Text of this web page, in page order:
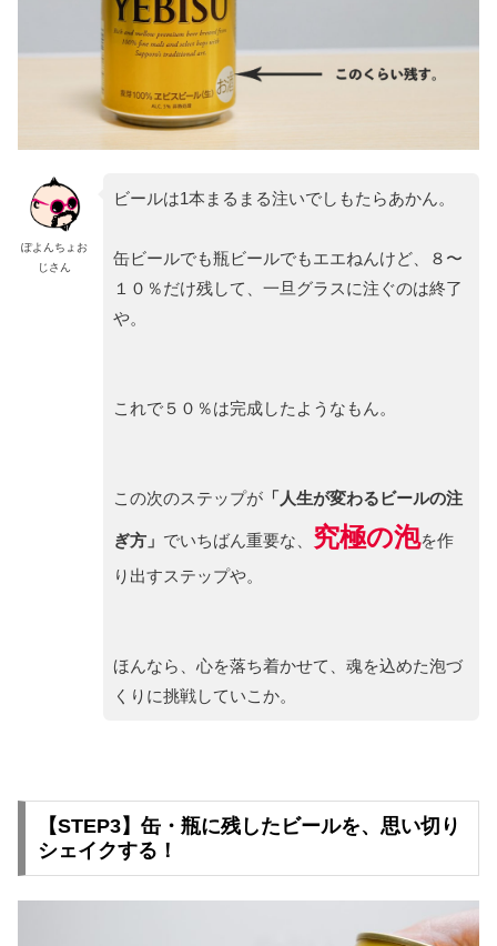
ぽよんちょお
じさん
ビールは1本まるまる注いでしもたらあかん。
缶ビールでも瓶ビールでもエエねんけど、８〜
１０％だけ残して、一旦グラスに注ぐのは終了
や。
これで５０％は完成したようなもん。
この次のステップが「人生が変わるビールの注
ぎ方」 でいちばん重要な、 究極の泡を作
り出すステップや。
ほんなら、心を落ち着かせて、魂を込めた泡づ
くりに挑戦していこか。
【STEP3】缶・瓶に残したビールを、思い切り
シェイクする！